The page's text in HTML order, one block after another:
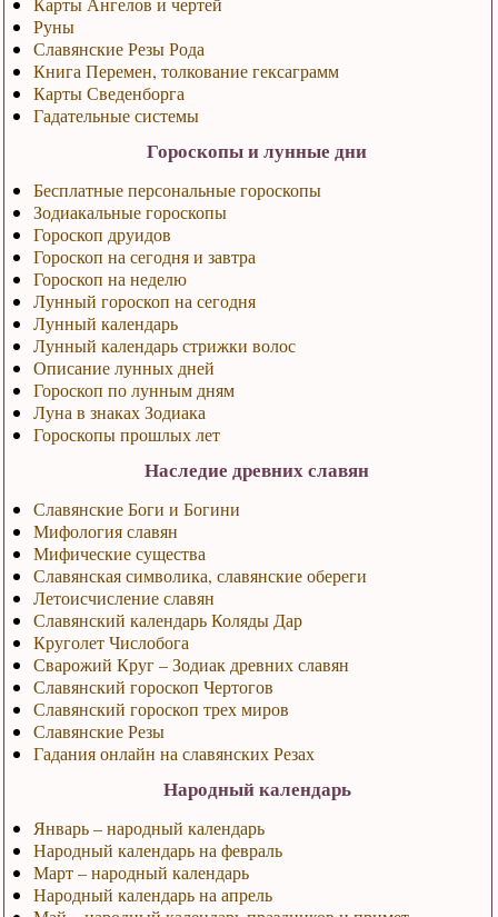
Руны
Славянские Резы Рода
Книга Перемен, толкование гексаграмм
Карты Сведенборга
Гадательные системы
Гороскопы и лунные дни
Бесплатные персональные гороскопы
Зодиакальные гороскопы
Гороскоп друидов
Гороскоп на сегодня и завтра
Гороскоп на неделю
Лунный гороскоп на сегодня
Лунный календарь
Лунный календарь стрижки волос
Описание лунных дней
Гороскоп по лунным дням
Луна в знаках Зодиака
Гороскопы прошлых лет
Наследие древних славян
Славянские Боги и Богини
Мифология славян
Мифические существа
Славянская символика, славянские обереги
Летоисчисление славян
Славянский календарь Коляды Дар
Круголет Числобога
Сварожий Круг – Зодиак древних славян
Славянский гороскоп Чертогов
Славянский гороскоп трех миров
Славянские Резы
Гадания онлайн на славянских Резах
Народный календарь
Январь – народный календарь
Народный календарь на февраль
Март – народный календарь
Народный календарь на апрель